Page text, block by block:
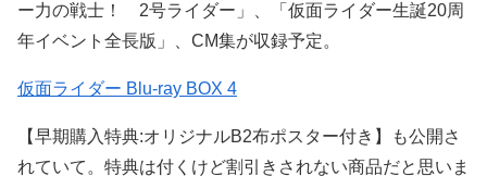
ー力の戦士！ 2号ライダー」、「仮面ライダー生誕20周
年イベント全長版」、CM集が収録予定。
仮面ライダー Blu-ray BOX 4
【早期購入特典:オリジナルB2布ポスター付き】も公開さ
れていて。特典は付くけど割引きされない商品だと思いま